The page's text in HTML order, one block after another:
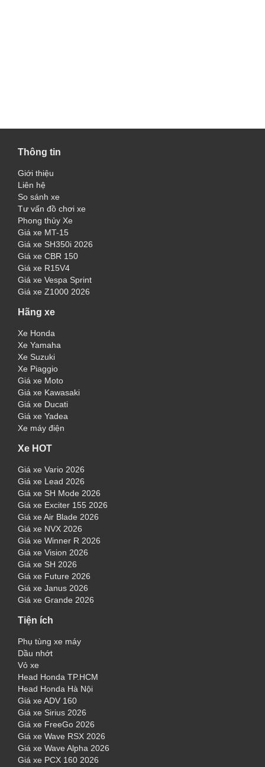
Thông tin
Giới thiệu
Liên hệ
So sánh xe
Tư vấn đồ chơi xe
Phong thủy Xe
Giá xe MT-15
Giá xe SH350i 2026
Giá xe CBR 150
Giá xe R15V4
Giá xe Vespa Sprint
Giá xe Z1000 2026
Hãng xe
Xe Honda
Xe Yamaha
Xe Suzuki
Xe Piaggio
Giá xe Moto
Giá xe Kawasaki
Giá xe Ducati
Giá xe Yadea
Xe máy điện
Xe HOT
Giá xe Vario 2026
Giá xe Lead 2026
Giá xe SH Mode 2026
Giá xe Exciter 155 2026
Giá xe Air Blade 2026
Giá xe NVX 2026
Giá xe Winner R 2026
Giá xe Vision 2026
Giá xe SH 2026
Giá xe Future 2026
Giá xe Janus 2026
Giá xe Grande 2026
Tiện ích
Phụ tùng xe máy
Dầu nhớt
Vỏ xe
Head Honda TP.HCM
Head Honda Hà Nội
Giá xe ADV 160
Giá xe Sirius 2026
Giá xe FreeGo 2026
Giá xe Wave RSX 2026
Giá xe Wave Alpha 2026
Giá xe PCX 160 2026